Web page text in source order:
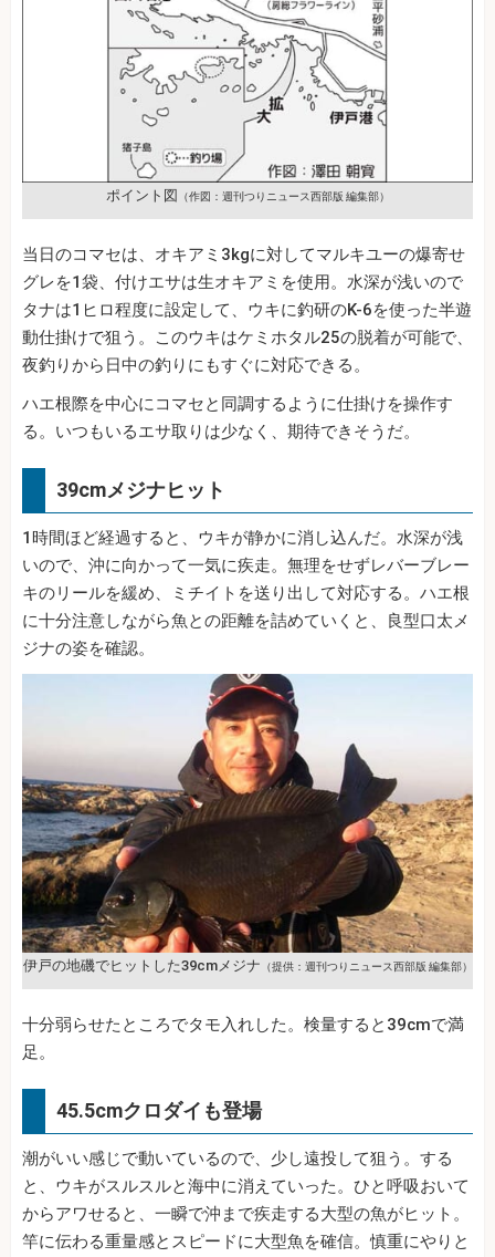
ポイント図 （作図：週刊つりニュース西部版 編集部）
当日のコマセは、オキアミ3kgに対してマルキユーの爆寄せ
グレを1袋、付けエサは生オキアミを使用。水深が浅いので
タナは1ヒロ程度に設定して、ウキに釣研のK-6を使った半遊
動仕掛けで狙う。このウキはケミホタル25の脱着が可能で、
夜釣りから日中の釣りにもすぐに対応できる。
ハエ根際を中心にコマセと同調するように仕掛けを操作す
る。いつもいるエサ取りは少なく、期待できそうだ。
39cmメジナヒット
1時間ほど経過すると、ウキが静かに消し込んだ。水深が浅
いので、沖に向かって一気に疾走。無理をせずレバーブレー
キのリールを緩め、ミチイトを送り出して対応する。ハエ根
に十分注意しながら魚との距離を詰めていくと、良型口太メ
ジナの姿を確認。
伊戸の地磯でヒットした39cmメジナ （提供：週刊つりニュース西部版 編集部）
十分弱らせたところでタモ入れした。検量すると39cmで満
足。
45.5cmクロダイも登場
潮がいい感じで動いているので、少し遠投して狙う。する
と、ウキがスルスルと海中に消えていった。ひと呼吸おいて
からアワせると、一瞬で沖まで疾走する大型の魚がヒット。
竿に伝わる重量感とスピードに大型魚を確信。慎重にやりと